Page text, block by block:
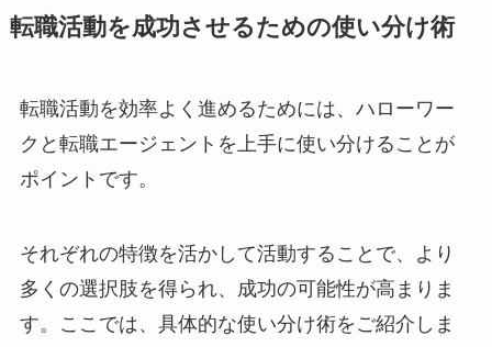
転職活動を成功させるための使い分け術
転職活動を効率よく進めるためには、ハローワー
クと転職エージェントを上手に使い分けることが
ポイントです。
それぞれの特徴を活かして活動することで、より
多くの選択肢を得られ、成功の可能性が高まりま
す。ここでは、具体的な使い分け術をご紹介しま